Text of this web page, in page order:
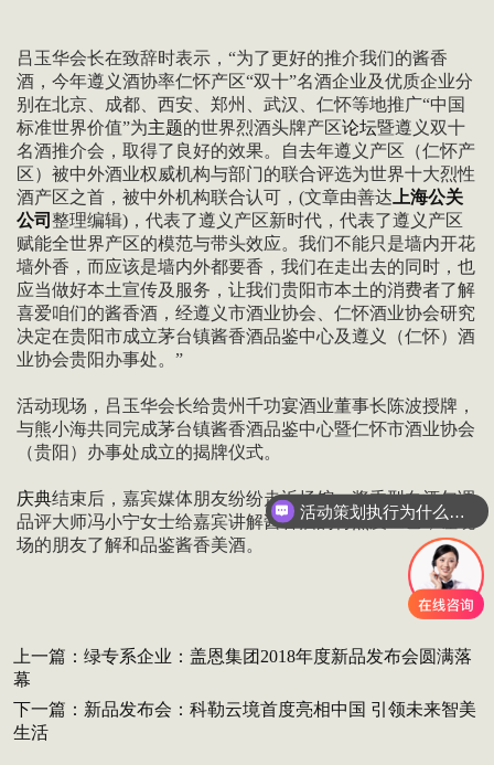
吕玉华会长在致辞时表示，“为了更好的推介我们的酱香
酒，今年遵义酒协率仁怀产区“双十”名酒企业及优质企业分
别在北京、成都、西安、郑州、武汉、仁怀等地推广“中国
标准世界价值”为主题的世界烈酒头牌产区论坛暨遵义双十
名酒推介会，取得了良好的效果。自去年遵义产区（仁怀产
区）被中外酒业权威机构与部门的联合评选为世界十大烈性
酒产区之首，被中外机构联合认可，(文章由善达 上海公关
公司 整理编辑)，代表了遵义产区新时代，代表了遵义产区
赋能全世界产区的模范与带头效应。我们不能只是墙内开花
墙外香，而应该是墙内外都要香，我们在走出去的同时，也
应当做好本土宣传及服务，让我们贵阳市本土的消费者了解
喜爱咱们的酱香酒，经遵义市酒业协会、仁怀酒业协会研究
决定在贵阳市成立茅台镇酱香酒品鉴中心及遵义（仁怀）酒
业协会贵阳办事处。”
活动现场，吕玉华会长给贵州千功宴酒业董事长陈波授牌，
与熊小海共同完成茅台镇酱香酒品鉴中心暨仁怀市酒业协会
（贵阳）办事处成立的揭牌仪式。
庆典结束后，嘉宾媒体朋友纷纷走近场馆，酱香型白酒勾调
品评大师冯小宁女士给嘉宾讲解酱香酒的特点及工艺，让现
场的朋友了解和品鉴酱香美酒。
上一篇： 绿专系企业：盖恩集团2018年度新品发布会圆满落
幕
下一篇： 新品发布会：科勒云境首度亮相中国 引领未来智美
生活